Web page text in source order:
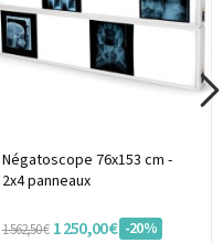
Négatoscope 76x153 cm -
2x4 panneaux
1 562,50 € 1 250,00 € -20%